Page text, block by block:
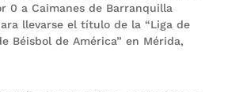
0 a Caimanes de Barranquilla
llevarse el título de la “Liga de
Béisbol de América” en Mérida,